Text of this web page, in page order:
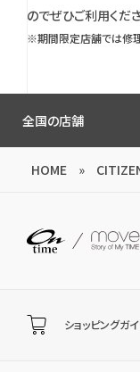
のでぜひご利用くださ
※期間限定店舗では修
全国の店舗
HOME »
ショッピングガ